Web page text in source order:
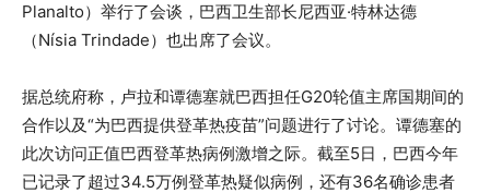
Planalto）举行了会谈，巴西卫生部长尼西亚·特林达德
（Nísia Trindade）也出席了会议。
据总统府称，卢拉和谭德塞就巴西担任G20轮值主席国期间的
合作以及“为巴西提供登革热疫苗”问题进行了讨论。谭德塞的
此次访问正值巴西登革热病例激增之际。截至5日，巴西今年
已记录了超过34.5万例登革热疑似病例，还有36名确诊患者